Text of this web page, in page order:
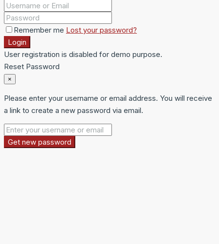
Remember me Lost your password?
Login
User registration is disabled for demo purpose.
Reset Password
×
Please enter your username or email address. You will receive
a link to create a new password via email.
Get new password